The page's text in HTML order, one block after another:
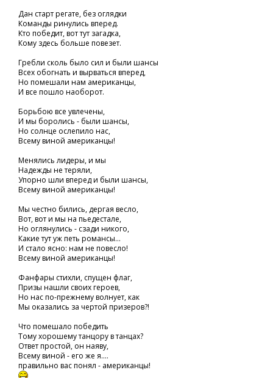
Дан старт регате, без оглядки
Команды ринулись вперед.
Кто победит, вот тут загадка,
Кому здесь больше повезет.
Гребли сколь было сил и были шансы
Всех обогнать и вырваться вперед,
Но помешали нам американцы,
И все пошло наоборот.
Борьбою все увлечены,
И мы боролись - были шансы,
Но солнце ослепило нас,
Всему виной американцы!
Менялись лидеры, и мы
Надежды не теряли,
Упорно шли вперед и были шансы,
Всему виной американцы!
Мы честно бились, дергая весло,
Вот, вот и мы на пьедестале,
Но оглянулись - сзади никого,
Какие тут уж петь романсы...
И стало ясно: нам не повесло!
Всему виной американцы!
Фанфары стихли, спущен флаг,
Призы нашли своих героев,
Но нас по-прежнему волнует, как
Мы оказались за чертой призеров?!
Что помешало победить
Тому хорошему танцору в танцах?
Ответ простой, он наяву,
Всему виной - его же я....
правильно вас понял - американцы!